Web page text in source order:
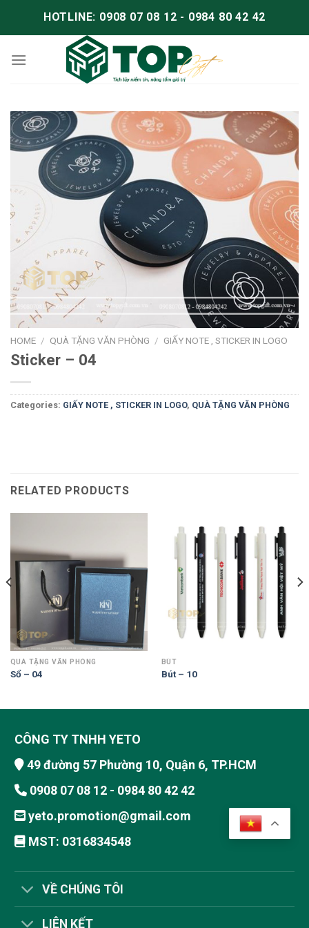
HOTLINE: 0908 07 08 12 - 0984 80 42 42
HOME / QUÀ TẶNG VĂN PHÒNG / GIẤY NOTE , STICKER IN LOGO
Sticker – 04
Categories: GIẤY NOTE , STICKER IN LOGO, QUÀ TẶNG VĂN PHÒNG
RELATED PRODUCTS
QUÀ TẶNG VĂN PHÒNG
Sổ – 04
BÚT
Bút – 10
CÔNG TY TNHH YETO
49 đường 57 Phường 10, Quận 6, TP.HCM
0908 07 08 12 - 0984 80 42 42
yeto.promotion@gmail.com
MST: 0316834548
VỀ CHÚNG TÔI
LIÊN KẾT